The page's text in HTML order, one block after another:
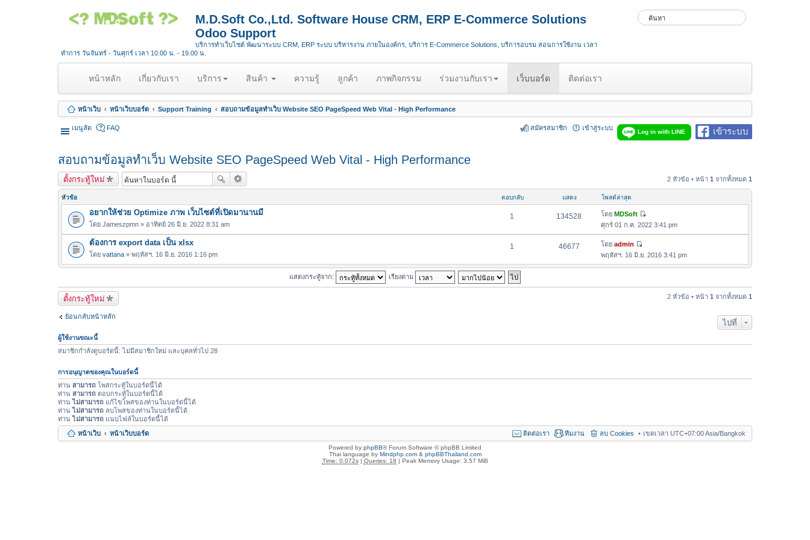
M.D.Soft Co.,Ltd. Software House CRM, ERP E-Commerce Solutions
Odoo Support
บริการทำเว็บไซต์ พัฒนาระบบ CRM, ERP ระบบ บริหารงาน ภายในองค์กร, บริการ E-Commerce Solutions, บริการอบรม สอนการใช้งาน เวลา
ทำการ วันจันทร์ - วันศุกร์ เวลา 10.00 น. - 19.00 น.
หน้าหลัก(
u
r
t
)
เกี่ยวกับเรา บริการ สินค้า ความรู้ ลูกค้า ภาพกิจกรรม ร่วมงานกับเรา เว็บบอร์ด ติดต่อเรา
หน้าเว็บ หน้าเว็บบอร์ด Support Training สอบถามข้อมูลทำเว็บ Website SEO PageSpeed Web Vital - High Performance
เมนูลัด เข้าระบบ
Log in with LINE
FAQ เข้าสู่ระบบ
สมัครสมาชิก
สอบถามข้อมูลทำเว็บ Website SEO PageSpeed Web Vital - High Performance
ตั้งกระทู้ใหม่ 2 หัวข้อ • หน้า 1 จากทั้งหมด 1
หัวข้อ ตอบกลับ แสดง โพสต์ล่าสุด
อยากให้ช่วย Optimize ภาพ เว็บไซต์ที่เปิดมานานมี
โดย Jameszpmn » อาทิตย์ 26 มิ.ย. 2022 8:31 am
1 134528 โดย MDSoft
ดู
ข้
ค
ว
ม
ศุกร์ 01 ก.ค. 2022 3:41 pm
ต้องการ export data เป็น xlsx
โดย vattana » พฤหัสฯ. 16 มิ.ย. 2016 1:16 pm
1 46677 โดย admin
ดู
ข้
พฤหัสฯ. 16 มิ.ย. 2016 3:41 pm
แสดงกระทู้จาก: เรียงตาม
ตั้งกระทู้ใหม่ 2 หัวข้อ • หน้า 1 จากทั้งหมด 1
ย้อนกลับหน้าหลัก
ไปที่
ผู้ใช้งานขณะนี้
สมาชิกกำลังดูบอร์ดนี้: ไม่มีสมาชิกใหม่ และบุคลทั่วไป 28
การอนุญาตของคุณในบอร์ดนี้
ท่าน สามารถ โพสกระทู้ในบอร์ดนี้ได้
ท่าน สามารถ ตอบกระทู้ในบอร์ดนี้ได้
ท่านไม่สามารถ แก้ไขโพสของท่านในบอร์ดนี้ได้
ท่านไม่สามารถ ลบโพสของท่านในบอร์ดนี้ได้
ท่านไม่สามารถ แนบไฟล์ในบอร์ดนี้ได้
หน้าเว็บ
หน้าเว็บบอร์ด เขตเวลา UTC+07:00 Asia/Bangkok
ลบ Cookies
ทีมงาน
ติดต่อเรา
Powered by phpBB® Forum Software © phpBB Limited
Thai language by Mindphp.com& phpBBThailand.com
Time: 0.072s| Queries: 18 | Peak Memory Usage: 3.57 MiB